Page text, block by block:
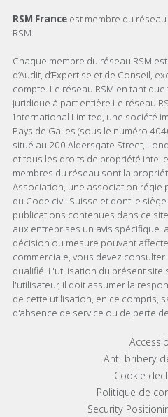
RSM France est membre du
RSM.
Chaque membre du réseau RSM
d’Audit, d’Expertise et de Conseil,
compte. Le réseau RSM en tant que
juridique à part entière.Le réseau
International Limited, une société
Pays de Galles (sous le numéro
situé au 200 Aldersgate Street,
et tous les droits de propriété
membres du réseau sont la
Association, une association régie
du Code civil Suisse et dont le
publications contenues dans ce
aux entreprises un avis spécifique.
décision ou mesure pouvant
commerciale, vous devez
qualifié. L'utilisation du présent
l'utilisateur, il doit assumer la
de cette utilisation, en ce compris,
d'absence de service ou de perte
Footer menu links
Anti-bribery
Cookie
Politique de
Security